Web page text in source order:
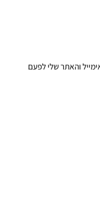
והאתר שלי לפעם